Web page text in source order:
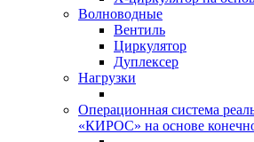
Волноводные
Вентиль
Циркулятор
Дуплексер
Нагрузки
Операционная система
«КИРОС» на основе